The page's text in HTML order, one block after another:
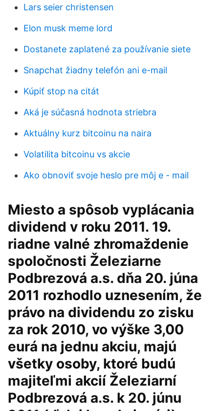
Lars seier christensen
Elon musk meme lord
Dostanete zaplatené za používanie siete
Snapchat žiadny telefón ani e-mail
Kúpiť stop na citát
Aká je súčasná hodnota striebra
Aktuálny kurz bitcoinu na naira
Volatilita bitcoinu vs akcie
Ako obnoviť svoje heslo pre môj e - mail
Miesto a spôsob vyplácania
dividend v roku 2011. 19.
riadne valné zhromaždenie
spoločnosti Železiarne
Podbrezová a.s. dňa 20. júna
2011 rozhodlo uznesením, že
právo na dividendu zo zisku
za rok 2010, vo výške 3,00
eurá na jednu akciu, majú
všetky osoby, ktoré budú
majiteľmi akcií Železiarní
Podbrezová a.s. k 20. júnu